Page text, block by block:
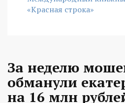
«Красная строка»
За неделю
обманули
на 16 млн